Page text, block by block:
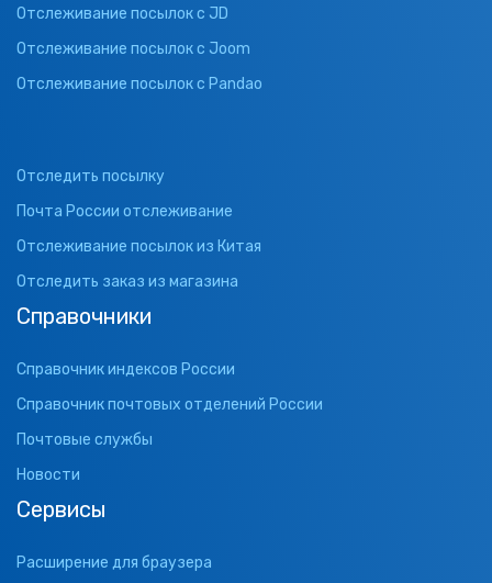
Отслеживание посылок с JD
Отслеживание посылок с Joom
Отслеживание посылок с Pandao
Отследить посылку
Почта России отслеживание
Отслеживание посылок из Китая
Отследить заказ из магазина
Справочники
Справочник индексов России
Справочник почтовых отделений России
Почтовые службы
Новости
Сервисы
Расширение для браузера